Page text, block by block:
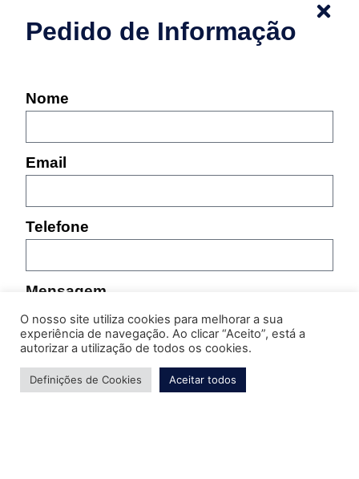
O nosso site utiliza cookies para melhorar a sua
experiência de navegação. Ao clicar “Aceito”, está a
autorizar a utilização de todos os cookies.
Definições de Cookies Aceitar todos
Pedido de Informação
Nome
Email
Telefone
Mensagem